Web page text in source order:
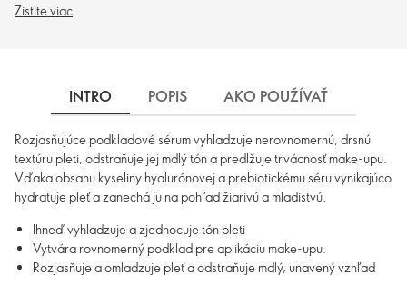
Zistite viac
INTRO POPIS AKO POUŽÍVAŤ
Rozjasňujúce podkladové sérum vyhladzuje nerovnomernú, drsnú
textúru pleti, odstraňuje jej mdlý tón a predlžuje trvácnosť make-upu.
Vďaka obsahu kyseliny hyalurónovej a prebiotickému séru vynikajúco
hydratuje pleť a zanechá ju na pohľad žiarivú a mladistvú.
Ihneď vyhladzuje a zjednocuje tón pleti
Vytvára rovnomerný podklad pre aplikáciu make-upu.
Rozjasňuje a omladzuje pleť a odstraňuje mdlý, unavený vzhľad